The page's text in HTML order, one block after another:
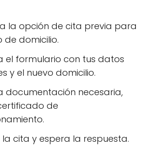
la opción de cita previa para
de domicilio.
el formulario con tus datos
y el nuevo domicilio.
documentación necesaria,
de
cita y espera la respuesta.